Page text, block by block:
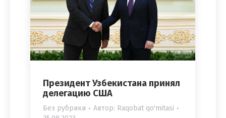
Президент Узбекистана принял
делегацию США
Без рубрики Автор: Raqobat qo'mitasi